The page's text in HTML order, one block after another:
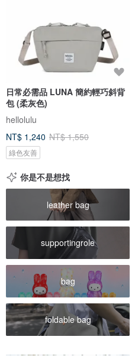
日常必需品 LUNA 簡約輕巧斜背
包 (柔灰色)
hellolulu
NT$ 1,240 NT$ 1,550
綠色友善
你是不是想找
leather bag
supportingrole
bag
foldable bag